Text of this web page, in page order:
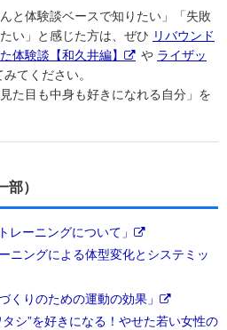
と体験談ベースで知りたい」「失敗
い」と感じた方は、ぜひ リバウンド
体験談【和久井編】
や ライザッ
てください。
た目も中身も好きになれる自分」を
）
レーニングについて」
ニングによる体型変化とシステミッ
くりのための運動の効果」
シ”を好きになる！やせた若い女性の